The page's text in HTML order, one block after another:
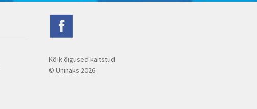
Kõik õigused kaitstud
© Uninaks 2026